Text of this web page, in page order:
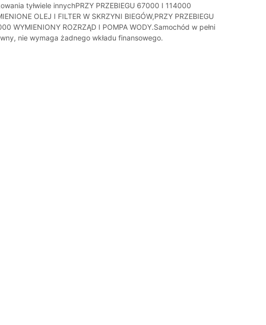
tyłwiele innychPRZY PRZEBIEGU 67000 I 114000
OLEJ I FILTER W SKRZYNI BIEGÓW,PRZY PRZEBIEGU
WYMIENIONY ROZRZĄD I POMPA WODY.Samochód w pełni
nie wymaga żadnego wkładu finansowego.